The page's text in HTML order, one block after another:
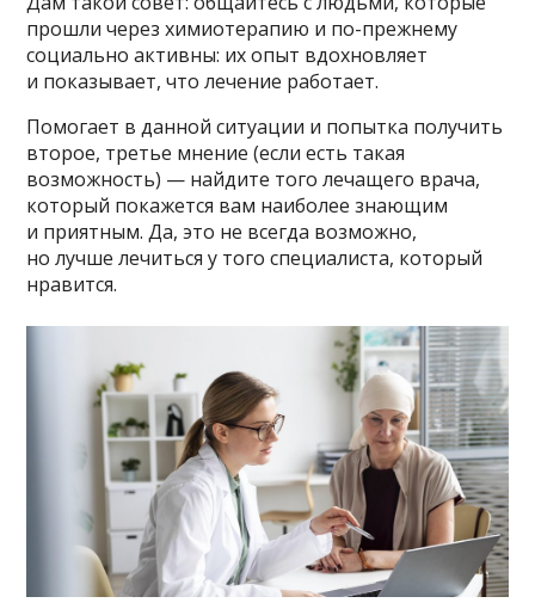
прошли через химиотерапию и по-прежнему
социально активны: их опыт вдохновляет
и показывает, что лечение работает.
Помогает в данной ситуации и попытка получить
второе, третье мнение (если есть такая
возможность) — найдите того лечащего врача,
который покажется вам наиболее знающим
и приятным. Да, это не всегда возможно,
но лучше лечиться у того специалиста, который
нравится.